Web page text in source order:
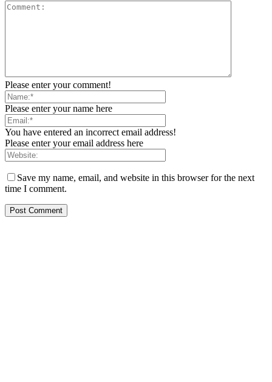
Please enter your comment!
Please enter your name here
You have entered an incorrect email address!
Please enter your email address here
Save my name, email, and website in this browser for the next
time I comment.